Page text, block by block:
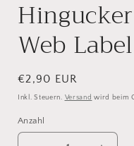
Web Label
Normaler
Preis
€2,90 EUR
Inkl. Steuern. Versand wird beim
Anzahl